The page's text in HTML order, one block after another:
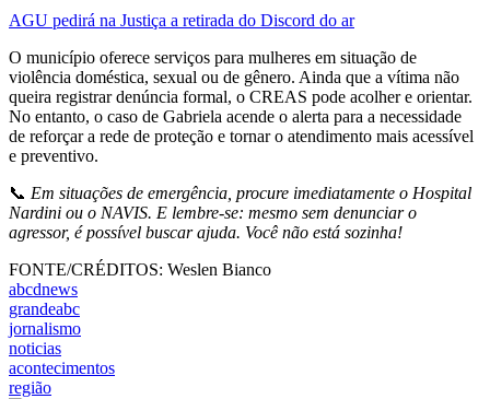
AGU pedirá na Justiça a retirada do Discord do ar
O município oferece serviços para mulheres em situação de
violência doméstica, sexual ou de gênero. Ainda que a vítima não
queira registrar denúncia formal, o CREAS pode acolher e orientar.
No entanto, o caso de Gabriela acende o alerta para a necessidade
de reforçar a rede de proteção e tornar o atendimento mais acessível
e preventivo.
📞 Em situações de emergência, procure imediatamente o Hospital
Nardini ou o NAVIS. E lembre-se: mesmo sem denunciar o
agressor, é possível buscar ajuda. Você não está sozinha!
FONTE/CRÉDITOS: Weslen Bianco
abcdnews
grandeabc
jornalismo
noticias
acontecimentos
região